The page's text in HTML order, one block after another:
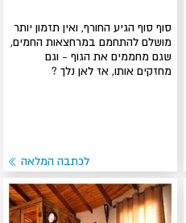
סוף סוף הגיע החורף, ואין תזמון יותר
מושלם להתחמם במרחצאות החמים,
שגם מחממים את הגוף - וגם
מחזקים אותו, אז לאן נלך ?
לכתבה המלאה